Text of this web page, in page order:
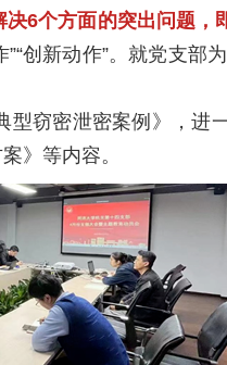
决6个方面的突出问题，
创新动作”。就党支
窃密泄密案例》，进
》等内容。